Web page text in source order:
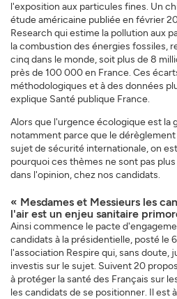
l'exposition aux particules fines. Un
étude américaine publiée en février
Research qui estime la pollution aux
la combustion des énergies fossiles,
cinq dans le monde, soit plus de 8
près de 100 000 en France. Ces
méthodologiques et à des données
explique Santé publique France.
Alors que l'urgence écologique est la
notamment parce que le
sujet de sécurité internationale, on
pourquoi ces thèmes ne sont pas
dans l'opinion, chez nos candidats.
« Mesdames et Messieurs les
l'air est un enjeu sanitaire
Ainsi commence le pacte
candidats à la présidentielle, posté le
l'association Respire qui, sans doute,
investis sur le sujet. Suivent 20
à protéger la santé des Français sur
les candidats de se positionner. Il est